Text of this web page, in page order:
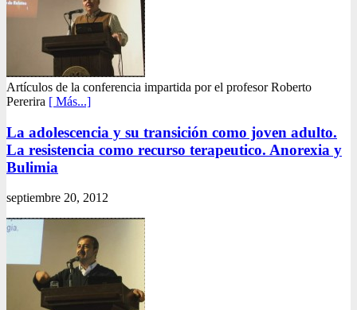
Artículos de la conferencia impartida por el profesor Roberto
Pererira [ Más...]
La adolescencia y su transición como joven adulto.
La resistencia como recurso terapeutico. Anorexia y
Bulimia
septiembre 20, 2012